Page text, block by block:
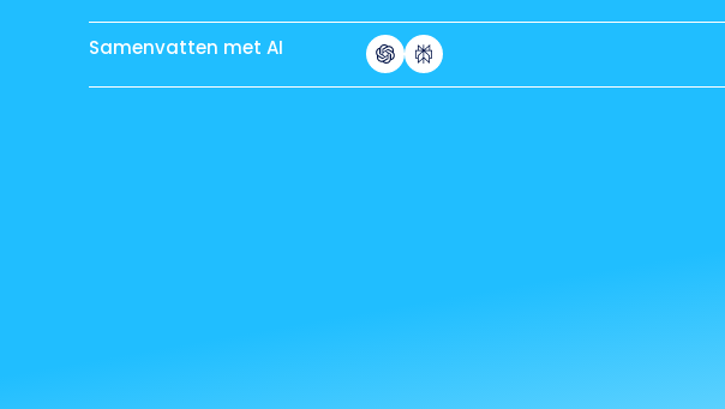
Samenvatten met AI